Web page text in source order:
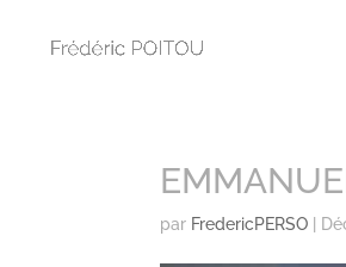
par FredericPERSO